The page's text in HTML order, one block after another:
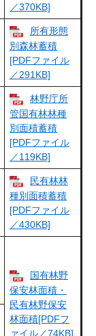
／370KB]
所有形態
別森林蓄積
[PDFファイル
／291KB]
林野庁所
管国有林林種
別面積蓄積
[PDFファイル
／119KB]
民有林林
種別面積蓄積
[PDFファイル
／430KB]
国有林野
保安林面積・
民有林野保安
林面積[PDFフ
ァイル／74KB]